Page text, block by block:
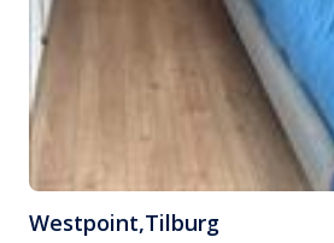
Westpoint,Tilburg